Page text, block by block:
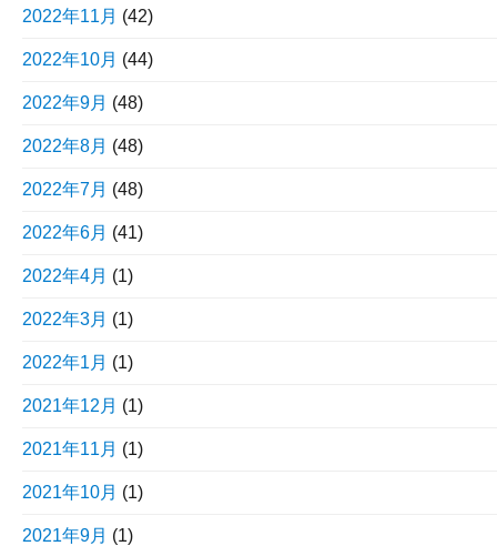
2022年11月 (42)
2022年10月 (44)
2022年9月 (48)
2022年8月 (48)
2022年7月 (48)
2022年6月 (41)
2022年4月 (1)
2022年3月 (1)
2022年1月 (1)
2021年12月 (1)
2021年11月 (1)
2021年10月 (1)
2021年9月 (1)